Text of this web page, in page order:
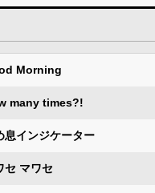
Morning
many times?!
息インジケーター
セ マワセ